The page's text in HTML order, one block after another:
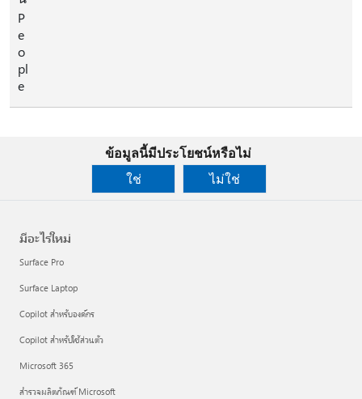
ข้อมูลนี้มีประโยชน์หรือไม่
ใช่
ไม่ใช่
มีอะไรใหม่
Surface Pro
Surface Laptop
Copilot สำหรับองค์กร
Copilot สำหรับใช้ส่วนตัว
Microsoft 365
สำรวจผลิตภัณฑ์ Microsoft